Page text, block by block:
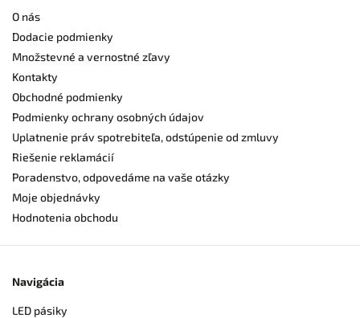
O nás
Dodacie podmienky
Množstevné a vernostné zľavy
Kontakty
Obchodné podmienky
Podmienky ochrany osobných údajov
Uplatnenie práv spotrebiteľa, odstúpenie od zmluvy
Riešenie reklamácií
Poradenstvo, odpovedáme na vaše otázky
Moje objednávky
Hodnotenia obchodu
Navigácia
LED pásiky